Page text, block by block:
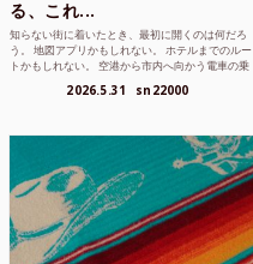
る、これ...
知らない街に着いたとき、最初に開くのは何だろ
う。 地図アプリかもしれない。 ホテルまでのルー
トかもしれない。 空港から市内へ向かう電車の乗
2026.5.31 sn22000